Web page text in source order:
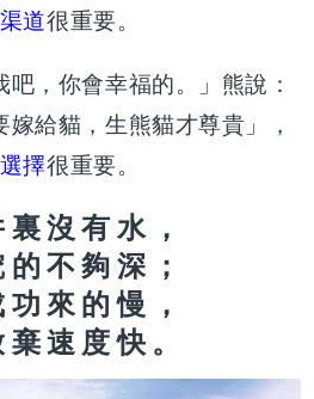
渠道很重要。
，你會幸福的。」熊說：
嫁給貓，生熊貓才尊貴」，
選擇很重要。
沒有水，
不夠深；
來的慢，
速度快。